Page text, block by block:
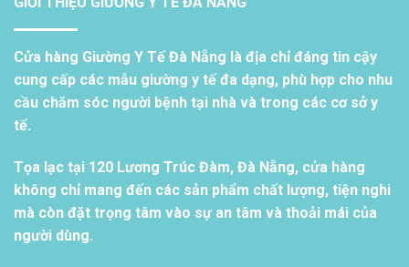
Cửa hàng Giường Y Tế Đà Nẵng là địa chỉ đáng tin cậy
cung cấp các mẫu giường y tế đa dạng, phù hợp cho nhu
cầu chăm sóc người bệnh tại nhà và trong các cơ sở y
tế.
Tọa lạc tại 120 Lương Trúc Đàm, Đà Nẵng, cửa hàng
không chỉ mang đến các sản phẩm chất lượng, tiện nghi
mà còn đặt trọng tâm vào sự an tâm và thoải mái của
người dùng.